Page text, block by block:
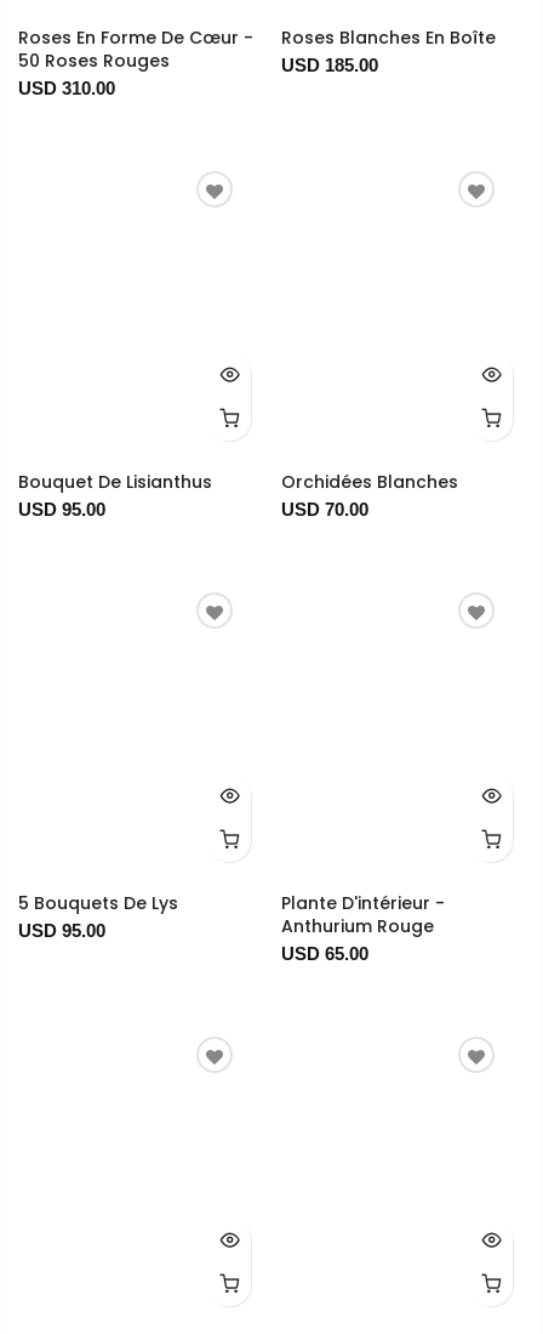
Roses En Forme De Cœur -
50 Roses Rouges
USD 310.00
Roses Blanches En Boîte
USD 185.00
Bouquet De Lisianthus
USD 95.00
Orchidées Blanches
USD 70.00
5 Bouquets De Lys
USD 95.00
Plante D'intérieur -
Anthurium Rouge
USD 65.00